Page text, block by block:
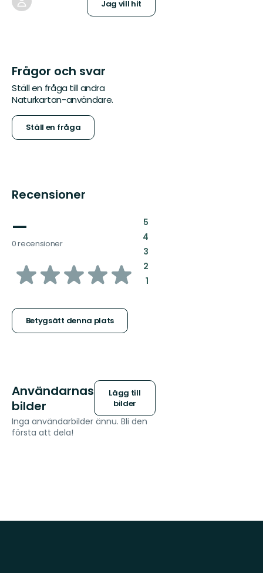
Jag vill hit
Frågor och svar
Ställ en fråga till andra
Naturkartan-användare.
Ställ en fråga
Recensioner
—
0 recensioner
av
stjärnor
Betygsätt denna plats
5:
4:
3:
2:
1:
Användarnas
bilder
Lägg till
bilder
Inga användarbilder ännu. Bli den
första att dela!